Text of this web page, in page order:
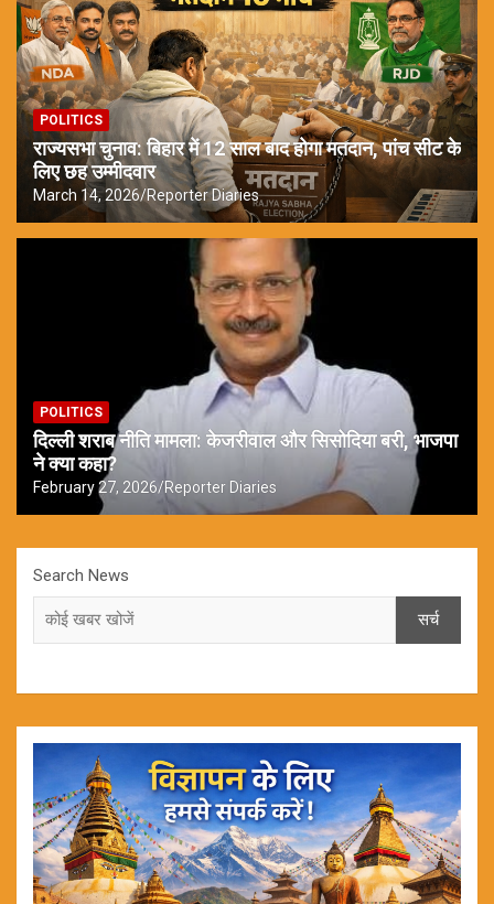
POLITICS
राज्यसभा चुनाव: बिहार में 12 साल बाद होगा मतदान, पांच सीट के
लिए छह उम्मीदवार
March 14, 2026 Reporter Diaries
POLITICS
दिल्ली शराब नीति मामला: केजरीवाल और सिसोदिया बरी, भाजपा
ने क्या कहा?
February 27, 2026 Reporter Diaries
Search News
सर्च